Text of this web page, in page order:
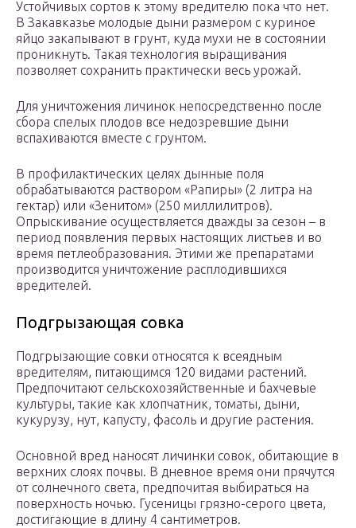
Устойчивых сортов к этому вредителю пока что нет.
В Закавказье молодые дыни размером с куриное
яйцо закапывают в грунт, куда мухи не в состоянии
проникнуть. Такая технология выращивания
позволяет сохранить практически весь урожай.
Для уничтожения личинок непосредственно после
сбора спелых плодов все недозревшие дыни
вспахиваются вместе с грунтом.
В профилактических целях дынные поля
обрабатываются раствором «Рапиры» (2 литра на
гектар) или «Зенитом» (250 миллилитров).
Опрыскивание осуществляется дважды за сезон – в
период появления первых настоящих листьев и во
время петлеобразования. Этими же препаратами
производится уничтожение расплодившихся
вредителей.
Подгрызающая совка
Подгрызающие совки относятся к всеядным
вредителям, питающимся 120 видами растений.
Предпочитают сельскохозяйственные и бахчевые
культуры, такие как хлопчатник, томаты, дыни,
кукурузу, нут, капусту, фасоль и другие растения.
Основной вред наносят личинки совок, обитающие в
верхних слоях почвы. В дневное время они прячутся
от солнечного света, предпочитая выбираться на
поверхность ночью. Гусеницы грязно-серого цвета,
достигающие в длину 4 сантиметров.